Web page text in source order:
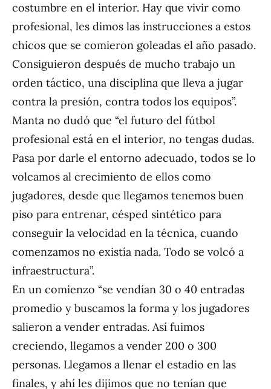
costumbre en el interior. Hay que vivir como
profesional, les dimos las instrucciones a estos
chicos que se comieron goleadas el año pasado.
Consiguieron después de mucho trabajo un
orden táctico, una disciplina que lleva a jugar
contra la presión, contra todos los equipos”.
Manta no dudó que “el futuro del fútbol
profesional está en el interior, no tengas dudas.
Pasa por darle el entorno adecuado, todos se lo
volcamos al crecimiento de ellos como
jugadores, desde que llegamos tenemos buen
piso para entrenar, césped sintético para
conseguir la velocidad en la técnica, cuando
comenzamos no existía nada. Todo se volcó a
infraestructura”.
En un comienzo “se vendían 30 o 40 entradas
promedio y buscamos la forma y los jugadores
salieron a vender entradas. Así fuimos
creciendo, llegamos a vender 200 o 300
personas. Llegamos a llenar el estadio en las
finales, y ahí les dijimos que no tenían que